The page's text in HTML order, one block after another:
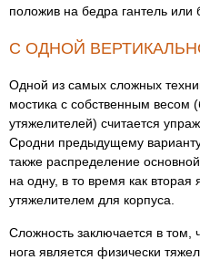
положив на бедра гантель или
С ОДНОЙ
Одной из самых сложных
мостика с собственным весом
утяжелителей) считается
Сродни предыдущему
также распределение
на одну, в то время как вторая
утяжелителем для корпуса.
Сложность заключается в том,
нога является физически